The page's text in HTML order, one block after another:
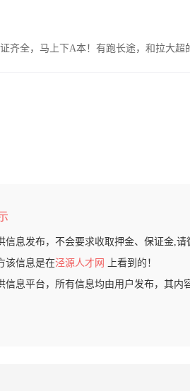
齐全，马上下A本！有跑长途，和拉大
信息发布，不会要求收取押金、保证金,请
该信息是在泾源人才网
上看到的！
信息平台，所有信息均由用户发布，其内